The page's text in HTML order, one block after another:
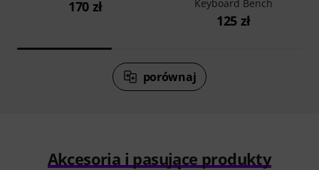
170 zł
Keyboard Bench
125 zł
porównaj
Akcesoria i pasujące produkty